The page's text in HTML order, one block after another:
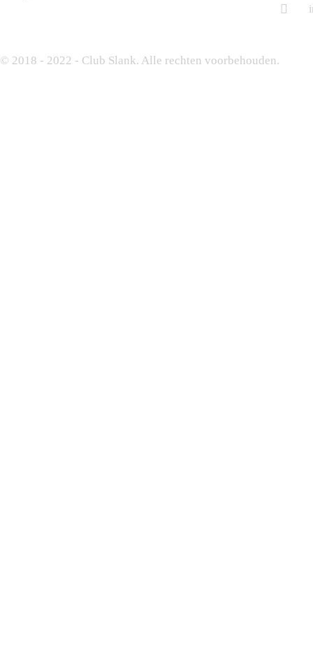
© 2018 - 2022 - Club Slank. Alle rechten voorbehouden.